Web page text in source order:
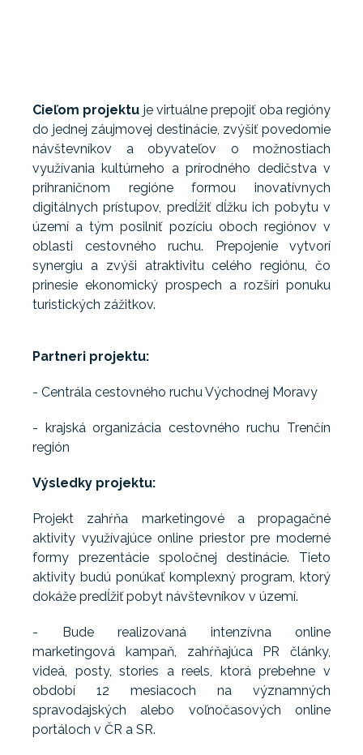
Cieľom projektu je virtuálne prepojiť oba regióny
do jednej záujmovej destinácie, zvýšiť povedomie
návštevníkov a obyvateľov o možnostiach
využívania kultúrneho a prírodného dedičstva v
prihraničnom regióne formou inovatívnych
digitálnych prístupov, predĺžiť dĺžku ich pobytu v
území a tým posilniť pozíciu oboch regiónov v
oblasti cestovného ruchu. Prepojenie vytvorí
synergiu a zvýši atraktivitu celého regiónu, čo
prinesie ekonomický prospech a rozšíri ponuku
turistických zážitkov.
Partneri projektu:
- Centrála cestovného ruchu Východnej Moravy
- krajská organizácia cestovného ruchu Trenčín
región
Výsledky projektu:
Projekt zahŕňa marketingové a propagačné
aktivity využívajúce online priestor pre moderné
formy prezentácie spoločnej destinácie. Tieto
aktivity budú ponúkať komplexný program, ktorý
dokáže predĺžiť pobyt návštevníkov v území.
- Bude realizovaná intenzívna online
marketingová kampaň, zahŕňajúca PR články,
videá, posty, stories a reels, ktorá prebehne v
období 12 mesiacoch na významných
spravodajských alebo voľnočasových online
portáloch v ČR a SR.